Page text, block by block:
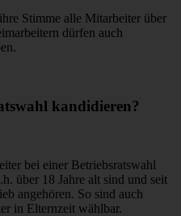
Stimme alle Mitarbeiter über
dürfen auch
kandidieren?
bei einer Betriebsratswahl
über 18 Jahre alt sind und seit
angehören. So sind auch
in Elternzeit wählbar.